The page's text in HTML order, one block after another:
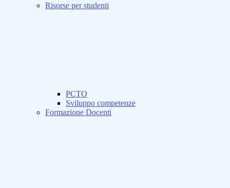
Risorse per studenti
PCTO
Sviluppo competenze
Formazione Docenti